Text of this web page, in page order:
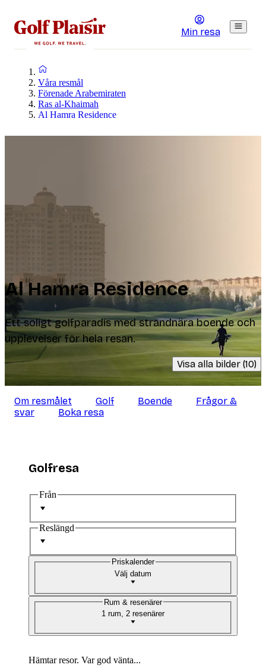
Min resa
Våra resmål
Förenade Arabemiraten
Ras al-Khaimah
Al Hamra Residence
Al Hamra Residence
Ett soligt golfparadis med strandnära boende och
upplevelser för hela resan.
Visa alla bilder (10)
Om resmålet Golf Boende
Frågor &
svar
Boka resa
Golfresa
Från
Reslängd
Välj datum
Priskalender
1 rum, 2 resenärer
Rum & resenärer
Hämtar resor. Var god vänta...